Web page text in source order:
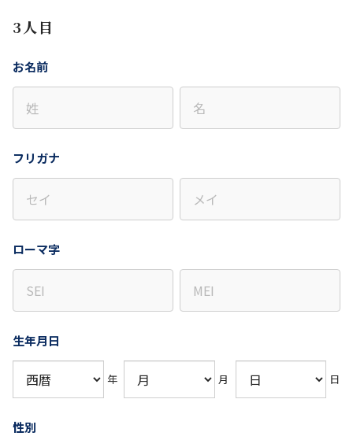
3人目
お名前
フリガナ
ローマ字
生年月日
年 月 日
性別